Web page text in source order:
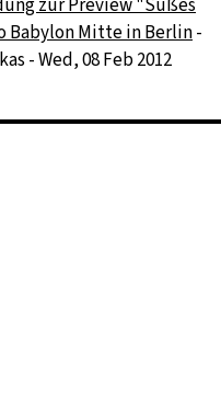
Babylon Mitte in Berlin-
- Wed, 08 Feb 2012